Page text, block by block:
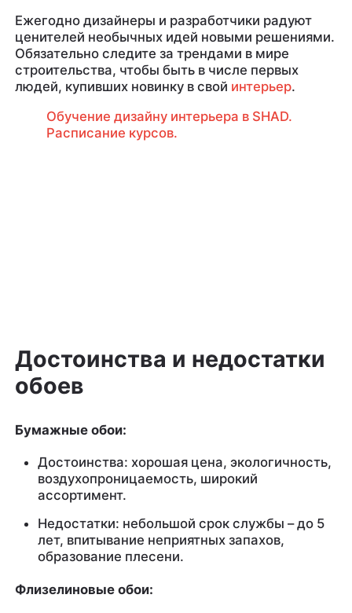
Ежегодно дизайнеры и разработчики радуют
ценителей необычных идей новыми решениями.
Обязательно следите за трендами в мире
строительства, чтобы быть в числе первых
людей, купивших новинку в свой интерьер.
Обучение дизайну интерьера в SHAD.
Расписание курсов.
Достоинства и недостатки
обоев
Бумажные обои:
Достоинства: хорошая цена, экологичность,
воздухопроницаемость, широкий
ассортимент.
Недостатки: небольшой срок службы – до 5
лет, впитывание неприятных запахов,
образование плесени.
Флизелиновые обои: